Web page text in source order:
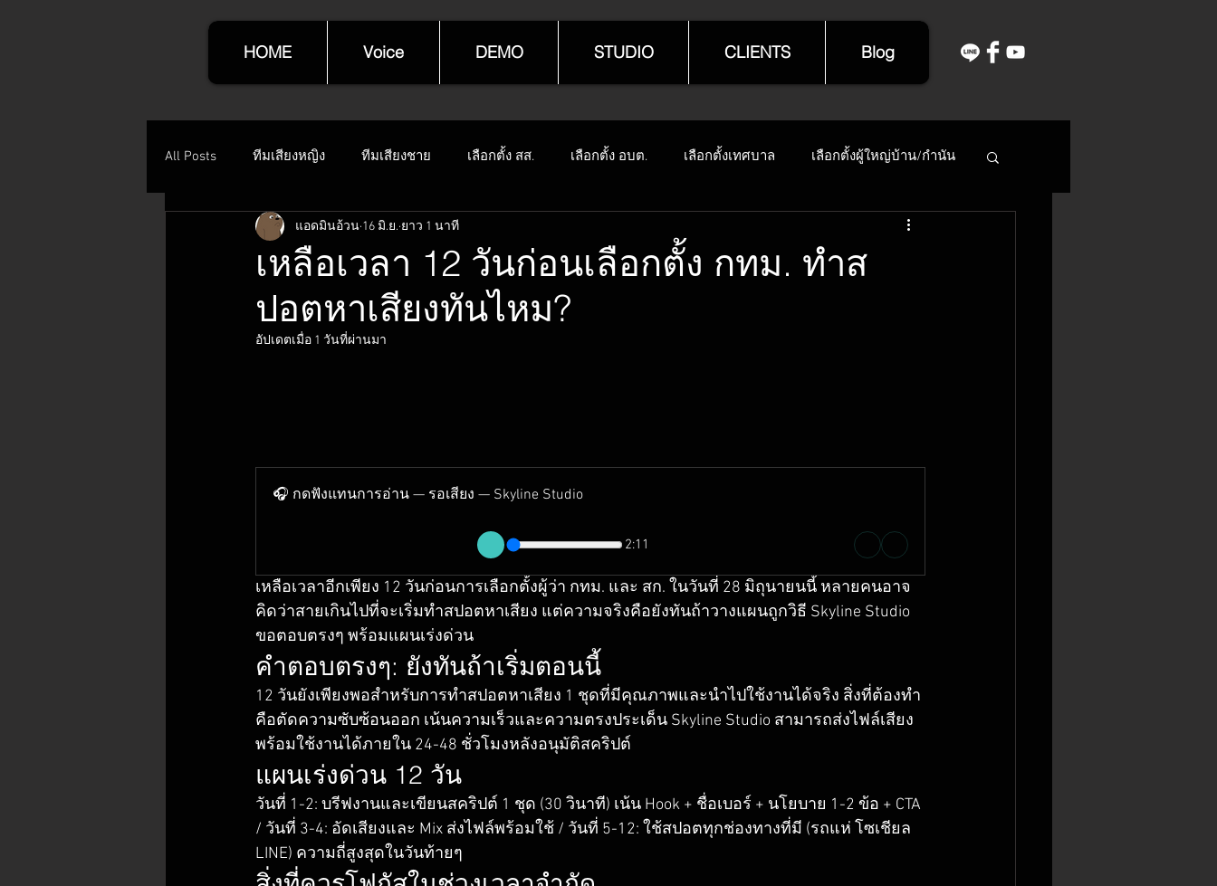
HOME Voice DEMO STUDIO CLIENTS Blog
All Posts ทีมเสียงหญิง ทีมเสียงชาย เลือกตั้ง สส. เลือกตั้ง อบต. เลือกตั้งเทศบาล เลือกตั้งผู้ใหญ่บ้าน/กำนัน
เหลือเวลา 12 วันก่อนเลือกตั้ง กทม. ทำส
ปอตหาเสียงทันไหม?
แอดมินอ้วน 16 มิ.ย. ยาว 1 นาที
อัปเดตเมื่อ 1 วันที่ผ่านมา
🎧 กดฟังแทนการอ่าน — รอเสียง — Skyline Studio
2:11
เหลือเวลาอีกเพียง 12 วันก่อนการเลือกตั้งผู้ว่า กทม. และ สก. ในวันที่ 28 มิถุนายนนี้ หลายคนอาจ
คิดว่าสายเกินไปที่จะเริ่มทำสปอตหาเสียง แต่ความจริงคือยังทันถ้าวางแผนถูกวิธี Skyline Studio
ขอตอบตรงๆ พร้อมแผนเร่งด่วน
คำตอบตรงๆ: ยังทันถ้าเริ่มตอนนี้
12 วันยังเพียงพอสำหรับการทำสปอตหาเสียง 1 ชุดที่มีคุณภาพและนำไปใช้งานได้จริง สิ่งที่ต้องทำ
คือตัดความซับซ้อนออก เน้นความเร็วและความตรงประเด็น Skyline Studio สามารถส่งไฟล์เสียง
พร้อมใช้งานได้ภายใน 24-48 ชั่วโมงหลังอนุมัติสคริปต์
แผนเร่งด่วน 12 วัน
วันที่ 1-2: บรีฟงานและเขียนสคริปต์ 1 ชุด (30 วินาที) เน้น Hook + ชื่อเบอร์ + นโยบาย 1-2 ข้อ + CTA
/ วันที่ 3-4: อัดเสียงและ Mix ส่งไฟล์พร้อมใช้ / วันที่ 5-12: ใช้สปอตทุกช่องทางที่มี (รถแห่ โซเชียล
LINE) ความถี่สูงสุดในวันท้ายๆ